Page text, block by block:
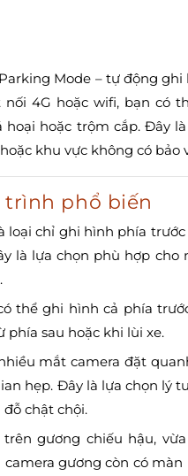
Mode – tự động
nối 4G hoặc wifi, bạn có
hoặc trộm cắp. Đây
khu vực không có bảo
trình phổ biến
loại chỉ ghi hình phía
là lựa chọn phù hợp
thể ghi hình cả phía
phía sau hoặc khi lùi xe.
mắt camera đặt
hẹp. Đây là lựa chọn lý
chật chội.
gương chiếu hậu,
gương còn có